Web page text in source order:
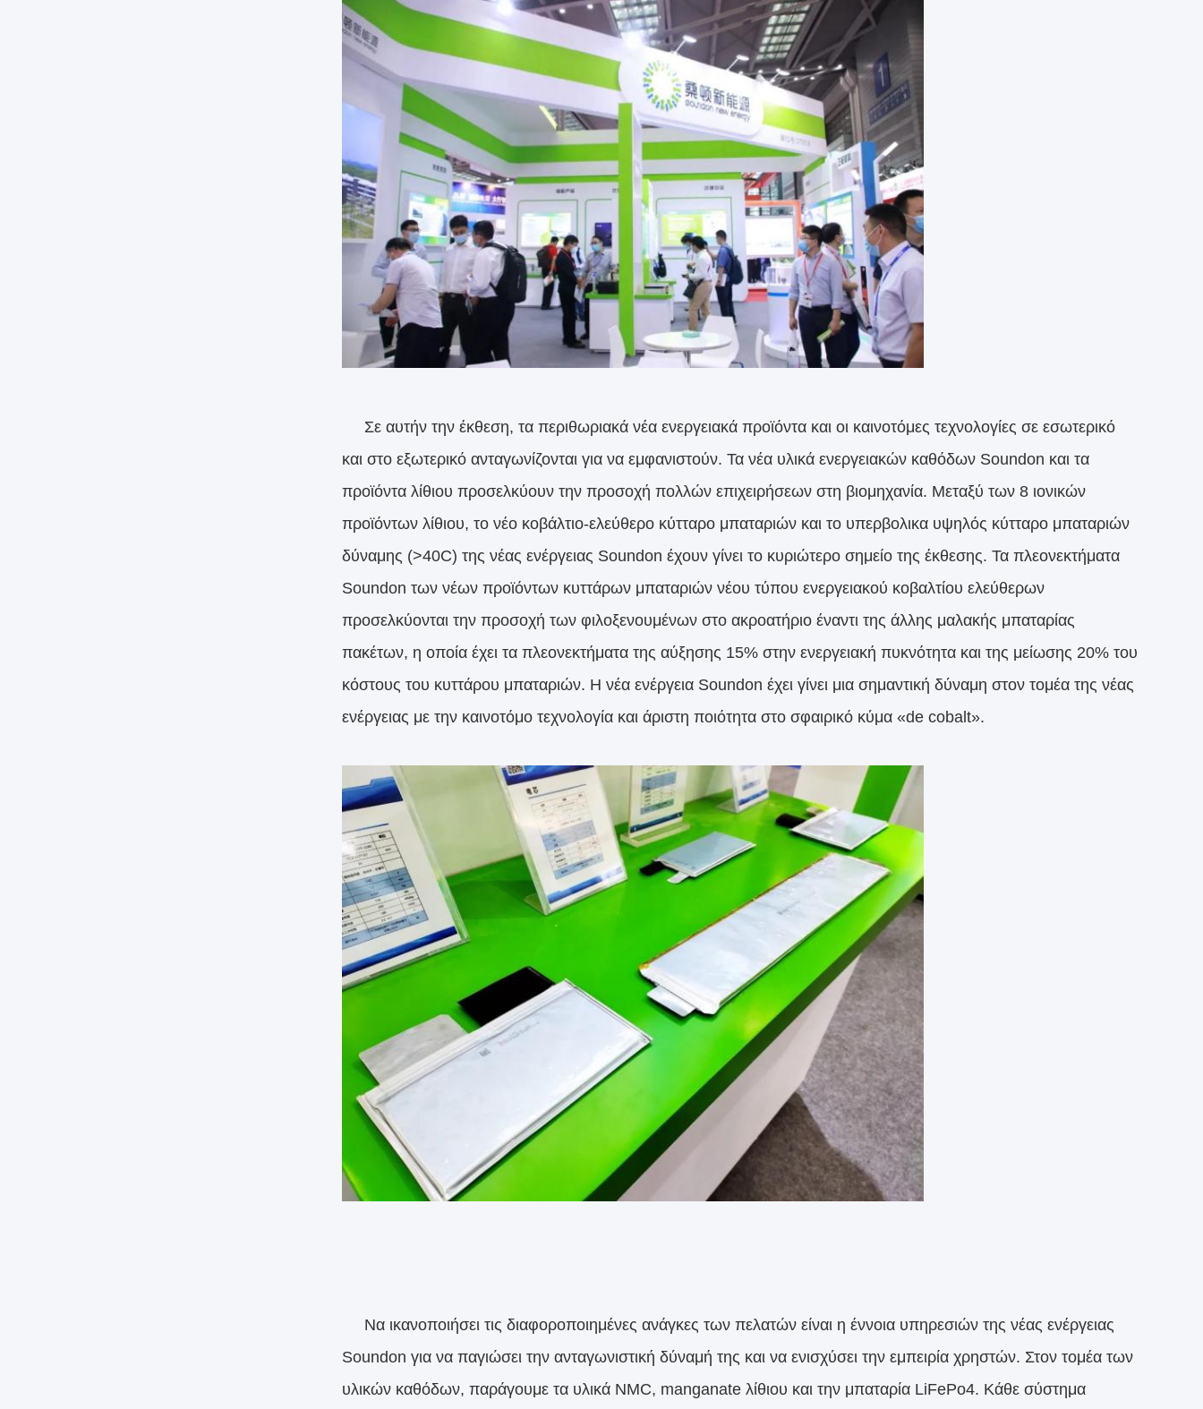
Σε αυτήν την έκθεση, τα περιθωριακά νέα ενεργειακά προϊόντα και οι καινοτόμες τεχνολογίες σε εσωτερικό
και στο εξωτερικό ανταγωνίζονται για να εμφανιστούν. Τα νέα υλικά ενεργειακών καθόδων Soundon και τα
προϊόντα λίθιου προσελκύουν την προσοχή πολλών επιχειρήσεων στη βιομηχανία. Μεταξύ των 8 ιονικών
προϊόντων λίθιου, το νέο κοβάλτιο-ελεύθερο κύτταρο μπαταριών και το υπερβολικα υψηλός κύτταρο μπαταριών
δύναμης (>40C) της νέας ενέργειας Soundon έχουν γίνει το κυριώτερο σημείο της έκθεσης. Τα πλεονεκτήματα
Soundon των νέων προϊόντων κυττάρων μπαταριών νέου τύπου ενεργειακού κοβαλτίου ελεύθερων
προσελκύονται την προσοχή των φιλοξενουμένων στο ακροατήριο έναντι της άλλης μαλακής μπαταρίας
πακέτων, η οποία έχει τα πλεονεκτήματα της αύξησης 15% στην ενεργειακή πυκνότητα και της μείωσης 20% του
κόστους του κυττάρου μπαταριών. Η νέα ενέργεια Soundon έχει γίνει μια σημαντική δύναμη στον τομέα της νέας
ενέργειας με την καινοτόμο τεχνολογία και άριστη ποιότητα στο σφαιρικό κύμα «de cobalt».
Να ικανοποιήσει τις διαφοροποιημένες ανάγκες των πελατών είναι η έννοια υπηρεσιών της νέας ενέργειας
Soundon για να παγιώσει την ανταγωνιστική δύναμή της και να ενισχύσει την εμπειρία χρηστών. Στον τομέα των
υλικών καθόδων, παράγουμε τα υλικά NMC, manganate λίθιου και την μπαταρία LiFePo4. Κάθε σύστημα